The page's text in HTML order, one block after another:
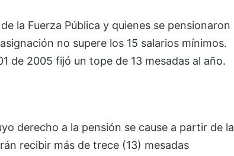
la Fuerza Pública y quienes se pensionaron
no supere los 15 salarios mínimos.
de 2005 fijó un tope de 13 mesadas al año.
derecho a la pensión se cause a partir de la
recibir más de trece (13) mesadas